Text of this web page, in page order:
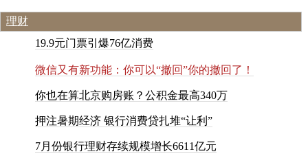
理财
19.9元门票引 爆76亿消费
微信又 有新功能 ： 你可以“撤回”你的撤回 了 ！
你也在算北京购房账 ？ 公积金最高340万
押注暑期经济 银行消费贷扎堆“让利 ”
7月 份银行理财存续规模增长661 1亿元